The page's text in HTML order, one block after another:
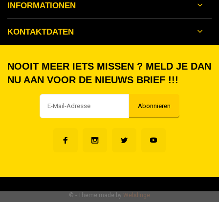
INFORMATIONEN
KONTAKTDATEN
NOOIT MEER IETS MISSEN ? MELD JE DAN
NU AAN VOOR DE NIEUWS BRIEF !!!
Abonnieren
© - Theme made by Webdinge